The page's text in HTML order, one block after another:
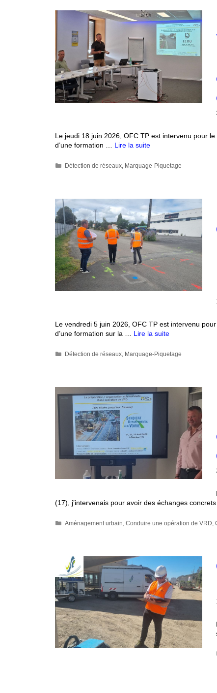
Le jeudi 18 juin 2026, OFC TP est intervenu pour
d’une formation … Lire la suite
Détection de réseaux, Marquage-Piquetage
Le vendredi 5 juin 2026, OFC TP est intervenu
d’une formation sur la … Lire la suite
Détection de réseaux, Marquage-Piquetage
(17), j’intervenais pour avoir des échanges
Aménagement urbain ,Conduire une opération de VRD ,